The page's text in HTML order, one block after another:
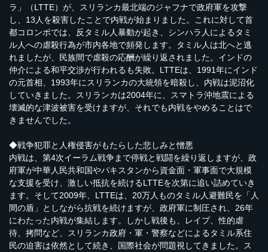
ラ」（LTTE）が、スリランカ最北端のジャフナで政府軍を攻撃
し、13人を殺害したことで内戦が始まりました。これに対して首
都コロンボでは、反タミル人暴動が起き、シンハラ人によるタミ
ル人への虐殺行為が市内各地で頻発します。タミル人は北へと逃
れましたが、民族間で虐殺の応酬が繰り返されました。インドの
仲介による和平交渉が行われるも失敗。LTTEは、1991年にインド
の元首相、1993年にスリランカの大統領を暗殺し、内戦は泥沼化
していきました。スリランカは2004年に、スマトラ沖地震による
壊滅的な津波被害を受けますが、それでも内戦をやめることはで
きませんでした。
◆戦争犯罪と人権侵害がもたらした悲しみと憎悪
内戦は、第4次イーラム戦争まで停戦と戦闘を繰り返しますが、政
府軍が中華人民共和国やパキスタンから資金面・軍事面で大規模
な支援を受け、激しい抵抗を続けるLTTEを次第に追い詰めていき
ます。そして2009年、LTTEは、20万人ものタミル人避難民を「人
間の盾」としながら抗戦を続けますが、政府軍に制圧され、26年
にわたった内戦が集結します。しかし戦後も、レイプ、性的虐
待、拷問など、スリランカ政府・軍・警察などによるタミル系住
民の迫害は依然として続き、国際社会が問題視してきました。ス